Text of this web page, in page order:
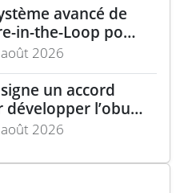
avancé de
in-the-Loop pour
optique IR
2026
un accord
développer l’obus
2026